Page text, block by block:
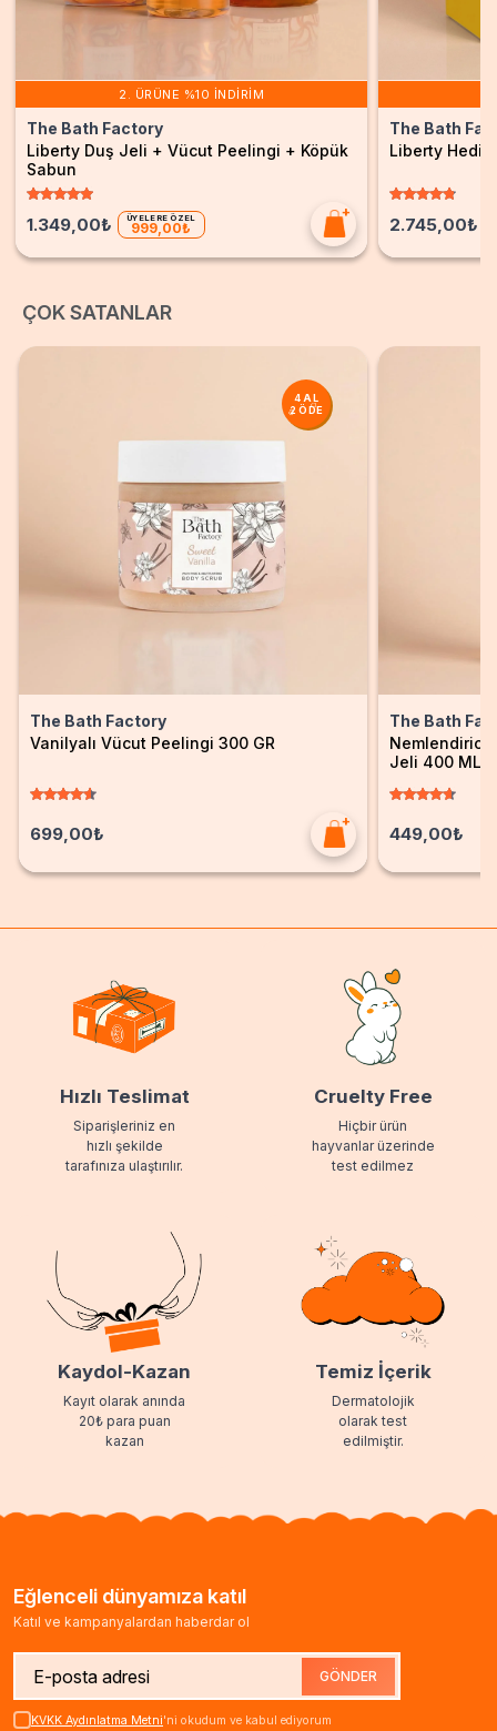
2. ÜRÜNE %10 İNDIRIM
The Bath Factory
Liberty Duş Jeli + Vücut Peelingi + Köpük
Sabun
1.349,00₺ ÜYELERE ÖZEL
999,00₺
The Bath
Liberty
2.745,00₺
ÇOK SATANLAR
4 AL
2 ÖDE
The Bath Factory
Vanilyalı Vücut Peelingi 300 GR
699,00₺
The Bath
Nemlendirici
Jeli 400 ML
449,00₺
Hızlı Teslimat
Siparişleriniz en
hızlı şekilde
tarafınıza ulaştırılır.
Cruelty Free
Hiçbir ürün
hayvanlar üzerinde
test edilmez
Kaydol-Kazan
Kayıt olarak anında
20₺ para puan
kazan
Temiz İçerik
Dermatolojik
olarak test
edilmiştir.
Eğlenceli dünyamıza katıl
Katıl ve kampanyalardan haberdar ol
GÖNDER
KVKK Aydınlatma Metni'ni okudum ve kabul ediyorum